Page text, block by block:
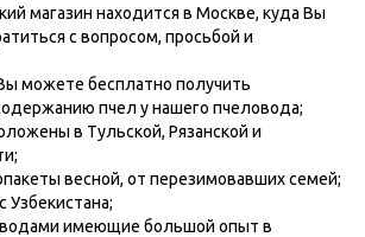
магазин находится в Москве, куда Вы
с вопросом, просьбой и
можете бесплатно получить
пчел у нашего пчеловода;
в Тульской, Рязанской и
весной, от перезимовавших семей;
Узбекистана;
имеющие большой опыт в